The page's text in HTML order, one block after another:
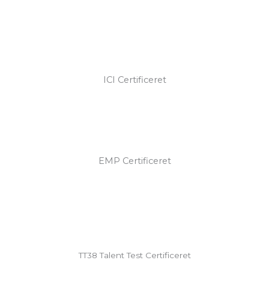
ICI Certificeret
EMP Certificeret
TT38 Talent Test Certificeret